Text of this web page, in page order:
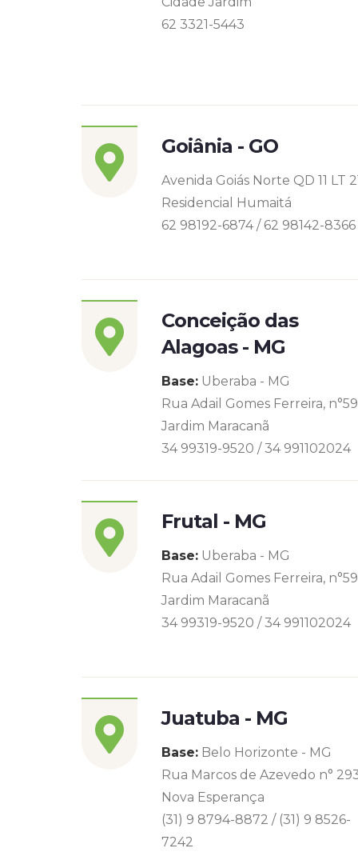
62 3321-5443
Goiânia - GO
Avenida Goiás Norte QD 11 LT
Residencial Humaitá
62 98192-6874 / 62 98142-8366
Conceição das
Alagoas - MG
Base: Uberaba - MG
Rua Adail Gomes Ferreira,
Jardim Maracanã
34 99319-9520 / 34 991102024
Frutal - MG
Base: Uberaba - MG
Rua Adail Gomes Ferreira,
Jardim Maracanã
34 99319-9520 / 34 991102024
Juatuba - MG
Base: Belo Horizonte - MG
Rua Marcos de Azevedo n°
Nova Esperança
(31) 9 8794-8872 / (31) 9 8526-
7242